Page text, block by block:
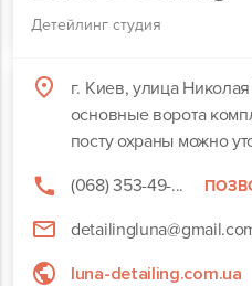
Детейлинг студия
г. Киев, улица
основные ворота
посту охраны можно
(068) 353-49-...
luna-detailing.com.ua